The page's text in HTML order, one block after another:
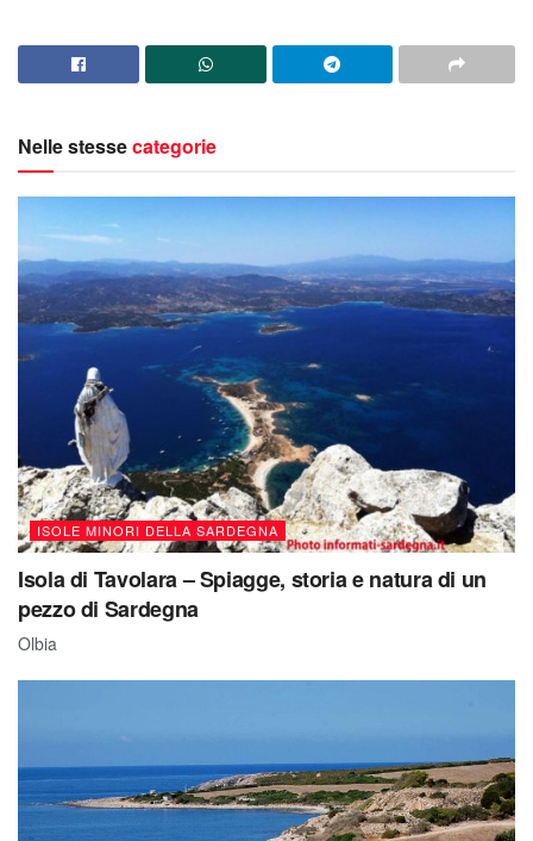
Nelle stessecategorie
ISOLE MINORI DELLA SARDEGNA
Isola di Tavolara – Spiagge, storia e natura di un
pezzo di Sardegna
Olbia